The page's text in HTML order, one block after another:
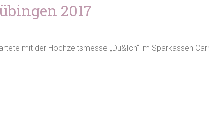
2017
mit der Hochzeitsmesse „Du&Ich“ im Sparkassen